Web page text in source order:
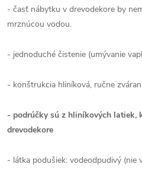
- časť nábytku v drevodekore by
mrznúcou vodou.
- jednoduché čistenie (umývanie
- konštrukcia hliníková, ručne
- podrúčky sú z hliníkových latiek,
drevodekore
- látka podušiek: vodeodpudivý (nie